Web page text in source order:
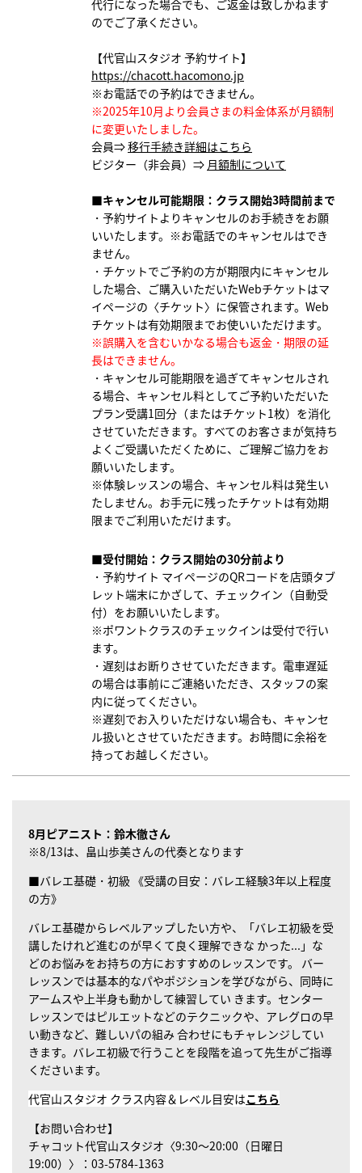
代行になった場合でも、ご返金は致しかねます
のでご了承ください。
【代官山スタジオ 予約サイト】
https://chacott.hacomono.jp
※お電話での予約はできません。
※2025年10月より会員さまの料金体系が月額制
に変更いたしました。
会員⇒移行手続き詳細はこちら
ビジター（非会員）⇒ 月額制について
■キャンセル可能期限：クラス開始3時間前まで
・予約サイトよりキャンセルのお手続きをお願
いいたします。 ※お電話でのキャンセルはでき
ません。
・チケットでご予約の方が期限内にキャンセル
した場合、ご購入いただいたWebチケットはマ
イページの〈チケット〉に保管されます。Web
チケットは有効期限までお使いいただけます。
※誤購入を含むいかなる場合も返金・期限の延
長はできません。
・キャンセル可能期限を過ぎてキャンセルされ
る場合、 キャンセル料としてご予約いただいた
プラン受講1回分（またはチケット1枚）を消化
させていただきます。すべてのお客さまが気持ち
よくご受講いただくために、ご理解ご協力をお
願いいたします。
※体験レッスンの場合、キャンセル料は発生い
たしません。お手元に残ったチケットは有効期
限までご利用いただけます。
■受付開始：クラス開始の30分前より
・予約サイト マイページのQRコードを店頭タブ
レット端末にかざして、チェックイン（自動受
付）をお願いいたします。
※ポワントクラスのチェックインは受付で行い
ます。
・遅刻はお断りさせていただきます。電車遅延
の場合は事前にご連絡いただき、スタッフの案
内に従ってください。
※遅刻でお入りいただけない場合も、キャンセ
ル扱いとさせていただきます。お時間に余裕を
持ってお越しください。
8月ピアニスト：鈴木徹さん
※8/13は、畠山歩美さんの代奏となります
■バレエ基礎・初級 《受講の目安：バレエ経験3年以上程度
の方》
バレエ基礎からレベルアップしたい方や、「バレエ初級を受
講したけれど進むのが早くて良く理解できな かった...」な
どのお悩みをお持ちの方におすすめのレッスンです。 バー
レッスンでは基本的なパやポジションを学びながら、同時に
アームスや上半身も動かして練習してい きます。センター
レッスンではピルエットなどのテクニックや、アレグロの早
い動きなど、難しいパの組み 合わせにもチャレンジしてい
きます。バレエ初級で行うことを段階を追って先生がご指導
くださいます。
代官山スタジオ クラス内容＆レベル目安はこちら
【お問い合わせ】
チャコット代官山スタジオ〈9:30～20:00（日曜日
19:00）〉：03-5784-1363